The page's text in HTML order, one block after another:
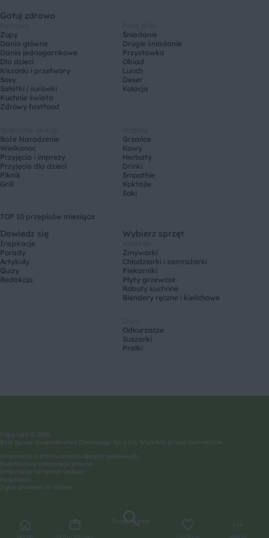
Home Gotuj zdrowo
Znajdź przepis
Ulubione Więcej
Gotuj zdrowo
Zupy
Dania główne
Dania jednogarnkowe
Dla dzieci
Kiszonki i przetwory
Sosy
Sałatki i surówki
Kuchnie świata
Zdrowy fastfood
Śniadanie
Drugie śniadanie
Przystawka
Obiad
Lunch
Deser
Kolacja
Boże Narodzenie
Wielkanoc
Przyjęcia i imprezy
Przyjęcia dla dzieci
Piknik
Grill
Grzańce
Kawy
Herbaty
Drinki
Smoothie
Koktajle
Soki
TOP 10 przepisów miesiąca
Dowiedz się
Inspiracje
Porady
Artykuły
Quizy
Redakcja
Wybierz sprzęt
Zmywarki
Chłodziarki i zamrażarki
Piekarniki
Płyty grzewcze
Roboty kuchnne
Blendery ręczne i kielichowe
Odkurzacze
Suszarki
Pralki
Copyright © 2026
BSH Sprzęt Gospodarstwa Domowego Sp. z o.o. Wszelkie prawa zastrzeżone.
Informacje o przetwarzaniu danych osobowych
Podstawowe informacje prawne
Informacje na temat cookies
Regulamin
Zgłoś problem ze stroną